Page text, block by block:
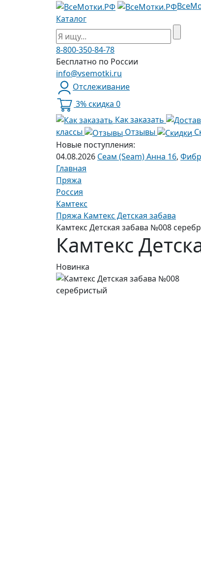
Каталог
8-800-350-84-78
Бесплатно по России
info@vsemotki.ru
Отслеживание
3% скидка 0
Как заказать
классы
Отзывы
Новые поступления:
04.08.2026 Сеам (Seam) Анна 16,
Главная
Пряжа
Россия
Камтекс
Пряжа Камтекс Детская забава
Камтекс Детская забава №008
Камтекс
Новинка